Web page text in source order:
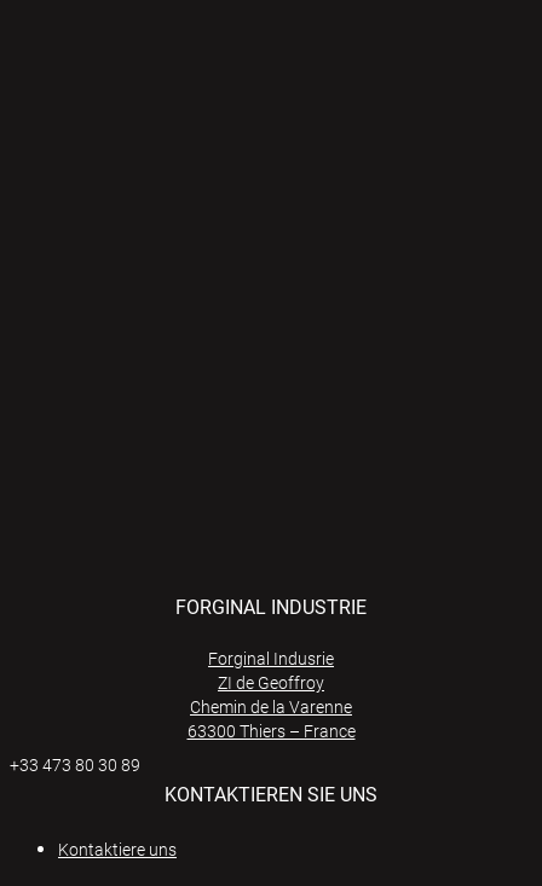
FORGINAL INDUSTRIE
Forginal Indusrie
ZI de Geoffroy
Chemin de la Varenne
63300 Thiers – France
+33 473 80 30 89
KONTAKTIEREN SIE UNS
Kontaktiere uns